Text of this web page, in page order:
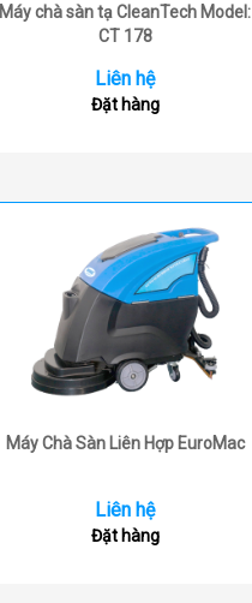
Máy chà sàn tạ CleanTech Model:
CT 178
Liên hệ
Đặt hàng
Máy Chà Sàn Liên Hợp EuroMac
Liên hệ
Đặt hàng